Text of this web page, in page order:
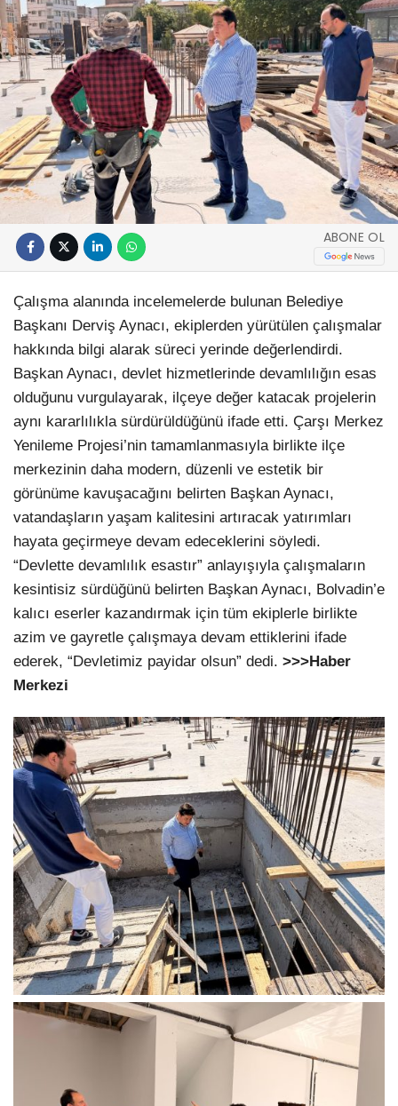
ABONE OL
Çalışma alanında incelemelerde bulunan Belediye
Başkanı Derviş Aynacı, ekiplerden yürütülen çalışmalar
hakkında bilgi alarak süreci yerinde değerlendirdi.
Başkan Aynacı, devlet hizmetlerinde devamlılığın esas
olduğunu vurgulayarak, ilçeye değer katacak projelerin
aynı kararlılıkla sürdürüldüğünü ifade etti. Çarşı Merkez
Yenileme Projesi’nin tamamlanmasıyla birlikte ilçe
merkezinin daha modern, düzenli ve estetik bir
görünüme kavuşacağını belirten Başkan Aynacı,
vatandaşların yaşam kalitesini artıracak yatırımları
hayata geçirmeye devam edeceklerini söyledi.
“Devlette devamlılık esastır” anlayışıyla çalışmaların
kesintisiz sürdüğünü belirten Başkan Aynacı, Bolvadin’e
kalıcı eserler kazandırmak için tüm ekiplerle birlikte
azim ve gayretle çalışmaya devam ettiklerini ifade
ederek, “Devletimiz payidar olsun” dedi. >>>Haber
Merkezi